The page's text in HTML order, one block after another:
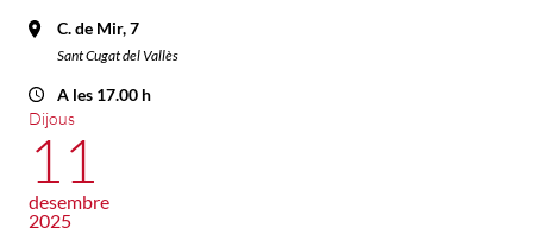
C. de Mir, 7
Sant Cugat del Vallès
A les 17.00 h
Dijous
11
desembre
2025